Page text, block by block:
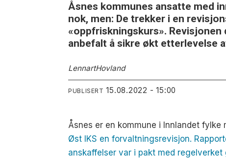
Åsnes kommunes ansatte med
nok, men: De trekker i en
«oppfriskningskurs».
anbefalt å sikre økt etterlevelse
LennartHovland
PUBLISERT 15.08.2022 - 15:00
Åsnes er en kommune i Innlandet
Øst IKS en forvaltningsrevisjon.
anskaffelser var i pakt med